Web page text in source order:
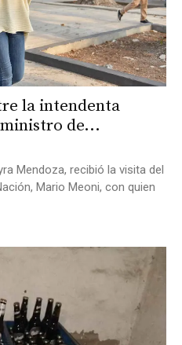
la intendenta
de...
Mendoza, recibió la visita del
Mario Meoni, con quien